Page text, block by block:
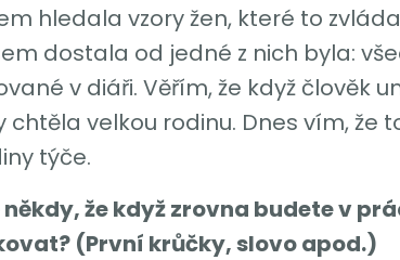
hledala vzory žen, které to
dostala od jedné z nich byla:
v diáři. Věřím, že když člověk
chtěla velkou rodinu. Dnes vím,
týče.
že když zrovna budete v
(První krůčky, slovo apod.)